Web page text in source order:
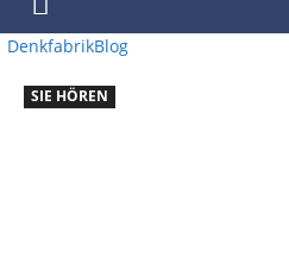
DenkfabrikBlog
SIE HÖREN